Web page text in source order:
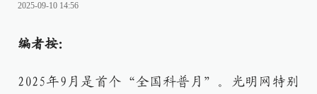
2025-09-10 14:56
编者按：
2025年9月是首个“全国科普月”。光明网特别